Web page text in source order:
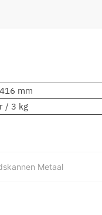
mm
/ 3 kg
Metaal